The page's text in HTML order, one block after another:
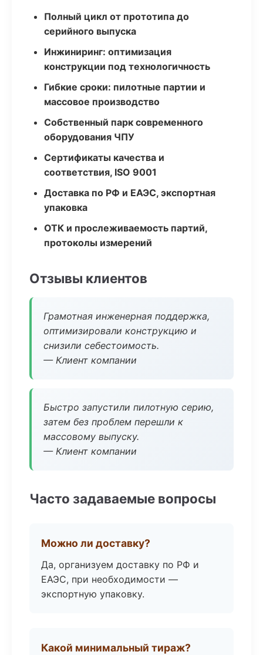
Полный цикл от прототипа до
серийного выпуска
Инжиниринг: оптимизация
конструкции под технологичность
Гибкие сроки: пилотные партии и
массовое производство
Собственный парк современного
оборудования ЧПУ
Сертификаты качества и
соответствия, ISO 9001
Доставка по РФ и ЕАЭС, экспортная
упаковка
ОТК и прослеживаемость партий,
протоколы измерений
Отзывы клиентов
Грамотная инженерная поддержка,
оптимизировали конструкцию и
снизили себестоимость.
— Клиент компании
Быстро запустили пилотную серию,
затем без проблем перешли к
массовому выпуску.
— Клиент компании
Часто задаваемые вопросы
Можно ли доставку?
Да, организуем доставку по РФ и
ЕАЭС, при необходимости —
экспортную упаковку.
Какой минимальный тираж?